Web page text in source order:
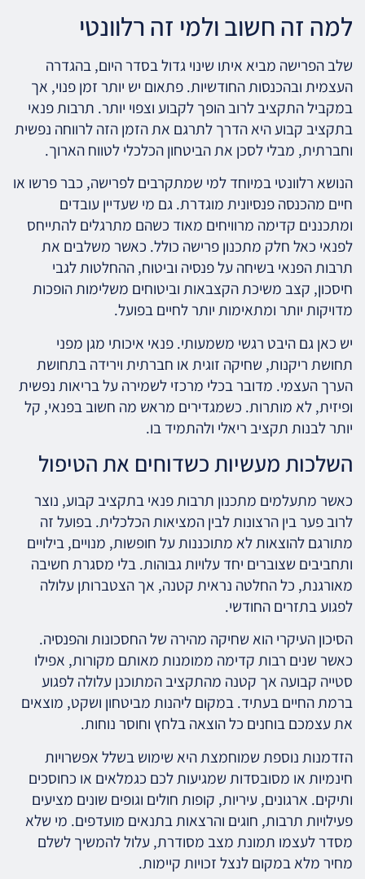
למה זה חשוב ולמי זה רלוונטי
שלב הפרישה מביא איתו שינוי גדול בסדר היום, בהגדרה
העצמית ובהכנסות החודשיות. פתאום יש יותר זמן פנוי, אך
במקביל התקציב לרוב הופך לקבוע וצפוי יותר. תרבות פנאי
בתקציב קבוע היא הדרך לתרגם את הזמן הזה לרווחה נפשית
וחברתית, מבלי לסכן את הביטחון הכלכלי לטווח הארוך.
הנושא רלוונטי במיוחד למי שמתקרבים לפרישה, כבר פרשו או
חיים מהכנסה פנסיונית מוגדרת. גם מי שעדיין עובדים
ומתכננים קדימה מרוויחים מאוד כשהם מתרגלים להתייחס
לפנאי כאל חלק מתכנון פרישה כולל. כאשר משלבים את
תרבות הפנאי בשיחה על פנסיה וביטוח, ההחלטות לגבי
חיסכון, קצב משיכת הקצבאות וביטוחים משלימות הופכות
מדויקות יותר ומתאימות יותר לחיים בפועל.
יש כאן גם היבט רגשי משמעותי. פנאי איכותי מגן מפני
תחושת ריקנות, שחיקה זוגית או חברתית וירידה בתחושת
הערך העצמי. מדובר בכלי מרכזי לשמירה על בריאות נפשית
ופיזית, לא מותרות. כשמגדירים מראש מה חשוב בפנאי, קל
יותר לבנות תקציב ריאלי ולהתמיד בו.
השלכות מעשיות כשדוחים את הטיפול
כאשר מתעלמים מתכנון תרבות פנאי בתקציב קבוע, נוצר
לרוב פער בין הרצונות לבין המציאות הכלכלית. בפועל זה
מתורגם להוצאות לא מתוכננות על חופשות, מנויים, בילויים
ותחביבים שצוברים יחד עלויות גבוהות. בלי מסגרת חשיבה
מאורגנת, כל החלטה נראית קטנה, אך הצטברותן עלולה
לפגוע בתזרים החודשי.
הסיכון העיקרי הוא שחיקה מהירה של החסכונות והפנסיה.
כאשר שנים רבות קדימה ממומנות מאותם מקורות, אפילו
סטייה קבועה אך קטנה מהתקציב המתוכנן עלולה לפגוע
ברמת החיים בעתיד. במקום ליהנות מביטחון ושקט, מוצאים
את עצמכם בוחנים כל הוצאה בלחץ וחוסר נוחות.
הזדמנות נוספת שמוחמצת היא שימוש בשלל אפשרויות
חינמיות או מסובסדות שמגיעות לכם כגמלאים או כחוסכים
ותיקים. ארגונים, עיריות, קופות חולים וגופים שונים מציעים
פעילויות תרבות, חוגים והרצאות בתנאים מועדפים. מי שלא
מסדר לעצמו תמונת מצב מסודרת, עלול להמשיך לשלם
מחיר מלא במקום לנצל זכויות קיימות.